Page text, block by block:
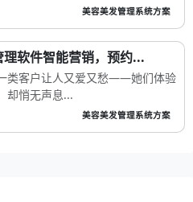
美容美发管理系统方案
软件智能营销，预约...
类客户让人又爱又愁——她们体验
却悄无声息...
美容美发管理系统方案